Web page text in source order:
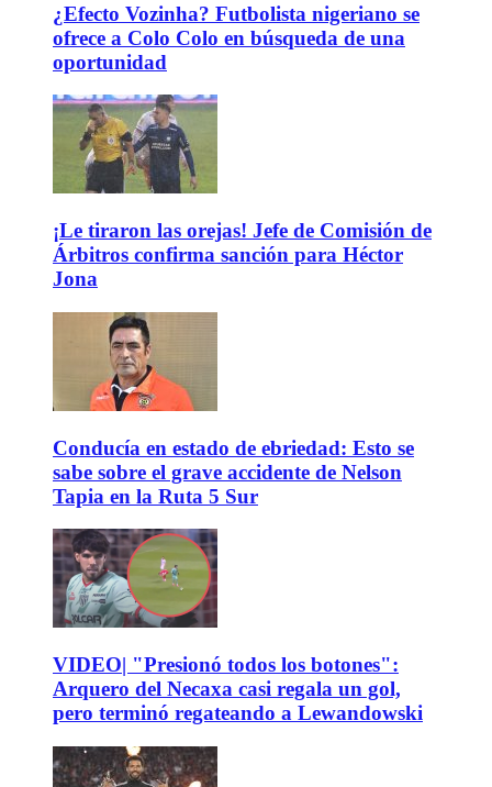
¿Efecto Vozinha? Futbolista nigeriano se
ofrece a Colo Colo en búsqueda de una
oportunidad
¡Le tiraron las orejas! Jefe de Comisión de
Árbitros confirma sanción para Héctor
Jona
Conducía en estado de ebriedad: Esto se
sabe sobre el grave accidente de Nelson
Tapia en la Ruta 5 Sur
VIDEO| "Presionó todos los botones":
Arquero del Necaxa casi regala un gol,
pero terminó regateando a Lewandowski